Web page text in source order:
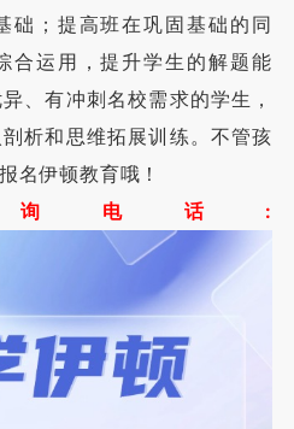
础；提高班在巩固基础的同
合运用，提升学生的解题能
、有冲刺名校需求的学生，
析和思维拓展训练。不管孩
名伊顿教育哦！
询电话: